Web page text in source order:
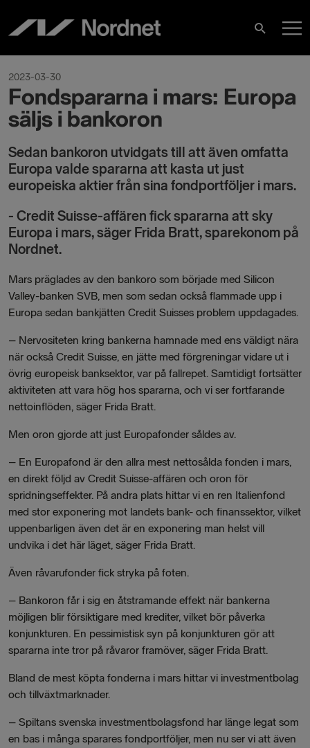
content
Search
2023-03-30
Fondspararna i mars: Europa
säljs i bankoron
Sedan bankoron utvidgats till att även omfatta
Europa valde spararna att kasta ut just
europeiska aktier från sina fondportföljer i mars.
- Credit Suisse-affären fick spararna att sky
Europa i mars, säger Frida Bratt, sparekonom på
Nordnet.
Mars präglades av den bankoro som började med Silicon
Valley-banken SVB, men som sedan också flammade upp i
Europa sedan bankjätten Credit Suisses problem uppdagades.
– Nervositeten kring bankerna hamnade med ens väldigt nära
när också Credit Suisse, en jätte med förgreningar vidare ut i
övrig europeisk banksektor, var på fallrepet. Samtidigt fortsätter
aktiviteten att vara hög hos spararna, och vi ser fortfarande
nettoinflöden, säger Frida Bratt.
Men oron gjorde att just Europafonder såldes av.
– En Europafond är den allra mest nettosålda fonden i mars,
en direkt följd av Credit Suisse-affären och oron för
spridningseffekter. På andra plats hittar vi en ren Italienfond
med stor exponering mot landets bank- och finanssektor, vilket
uppenbarligen även det är en exponering man helst vill
undvika i det här läget, säger Frida Bratt.
Även råvarufonder fick stryka på foten.
– Bankoron får i sig en åtstramande effekt när bankerna
möjligen blir försiktigare med krediter, vilket bör påverka
konjunkturen. En pessimistisk syn på konjunkturen gör att
spararna inte tror på råvaror framöver, säger Frida Bratt.
Bland de mest köpta fonderna i mars hittar vi investmentbolag
och tillväxtmarknader.
– Spiltans svenska investmentbolagsfond har länge legat som
en bas i många sparares fondportföljer, men nu ser vi att även